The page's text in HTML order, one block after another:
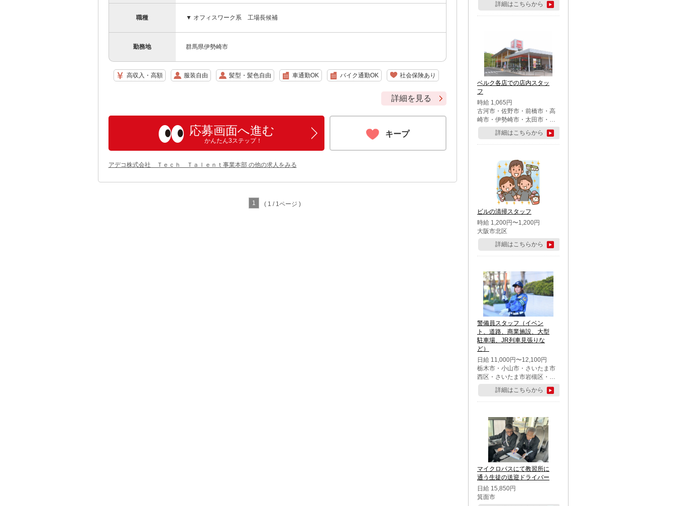
職種 ▼ オフィスワーク系 工場長候補
勤務地 群馬県伊勢崎市
高収入・高額 服装自由 髪型・髪色自由 車通勤OK バイク通勤OK 社会保険あり
詳細を見る
応募画面へ進む
かんたん3ステップ！
キープ
アデコ株式会社 Ｔｅｃｈ Ｔａｌｅｎｔ事業本部 の他の求人をみる
1 ( 1 / 1ページ )
詳細はこちらから
ベルク各店での店内スタッ
フ
時給 1,065円
古河市・佐野市・前橋市・高
崎市・伊勢崎市・太田市・館
林市・藤岡市・大泉町・さい
たま市北区・川越市・熊谷
市・行田市・秩父市・所沢
市・鶴ケ島市・千葉市中央
区・市川市・松戸市・習志野
市・柏市・流山市・八千代
市・足立区・江戸川区・八王
子市・町田市
詳細はこちらから
ビルの清掃スタッフ
時給 1,200円〜1,200円
大阪市北区
詳細はこちらから
警備員スタッフ（イベン
ト、道路、商業施設、大型
駐車場、JR列車見張りな
ど）
日給 11,000円〜12,100円
栃木市・小山市・さいたま市
西区・さいたま市岩槻区・久
喜市・蓮田市
詳細はこちらから
マイクロバスにて教習所に
通う生徒の送迎ドライバー
日給 15,850円
箕面市